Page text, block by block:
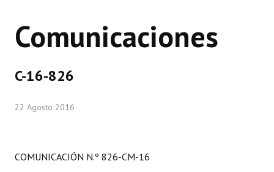
CONCEJO
Comisiones Permanentes
Comunicaciones
C-16-826
22 Agosto 2016
COMUNICACIÓN N.º 826-CM-16